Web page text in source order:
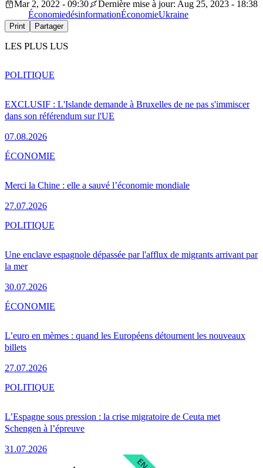
Mar 2, 2022 - 09:30
Dernière mise à jour: Aug 25, 2023 - 18:38
ÉconomiedésinformationÉconomieUkraine
Print Partager
LES PLUS LUS
EXCLUSIF : L'Islande demande à Bruxelles de ne pas s'immiscer
dans son référendum sur l'UE
07.08.2026
POLITIQUE
Merci la Chine : elle a sauvé l’économie mondiale
27.07.2026
ÉCONOMIE
Une enclave espagnole dépassée par l'afflux de migrants arrivant par
la mer
30.07.2026
POLITIQUE
L’euro en mèmes : quand les Européens détournent les nouveaux
billets
27.07.2026
ÉCONOMIE
L’Espagne sous pression : la crise migratoire de Ceuta met
Schengen à l’épreuve
31.07.2026
POLITIQUE